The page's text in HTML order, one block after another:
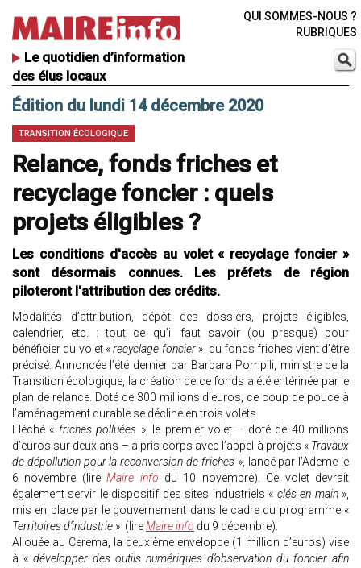
Le quotidien d’information
des élus locaux
QUI SOMMES-NOUS ?
RUBRIQUES
Édition du lundi 14 décembre 2020
TRANSITION ÉCOLOGIQUE
Relance, fonds friches et
recyclage foncier : quels
projets éligibles ?
Les conditions d'accès au volet « recyclage foncier »
sont désormais connues. Les préfets de région
piloteront l'attribution des crédits.
Modalités d’attribution, dépôt des dossiers, projets éligibles,
calendrier, etc. : tout ce qu’il faut savoir (ou presque) pour
bénéficier du volet «recyclage foncier» du fonds friches vient d’être
précisé. Annoncée l’été dernier par Barbara Pompili, ministre de la
Transition écologique, la création de ce fonds a été entérinée par le
plan de relance. Doté de 300 millions d’euros, ce coup de pouce à
l’aménagement durable se décline en trois volets.
Fléché « friches polluées », le premier volet – doté de 40 millions
d’euros sur deux ans – a pris corps avec l’appel à projets «Travaux
de dépollution pour la reconversion de friches», lancé par l’Ademe le
6 novembre (lireMaire info du 10 novembre). Ce volet devrait
également servir le dispositif des sites industriels « clés en main»,
mis en place par le gouvernement dans le cadre du programme «
Territoires d’industrie » (lireMaire info du 9 décembre).
Allouée au Cerema, la deuxième enveloppe (1 million d’euros) vise
à « développer des outils numériques d’observation du foncier afin